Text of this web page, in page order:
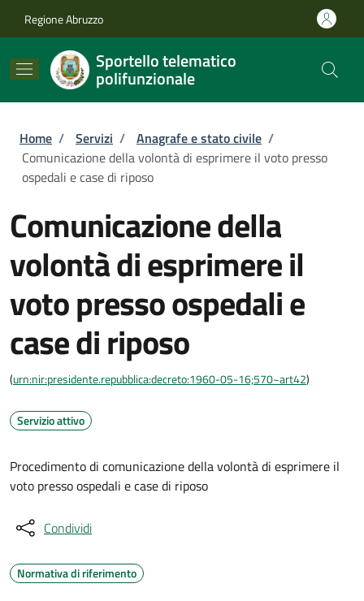
Regione Abruzzo
Sportello telematico
polifunzionale
Briciole di pane
Home / Servizi / Anagrafe e stato civile /
Comunicazione della volontà di esprimere il voto presso
ospedali e case di riposo
Comunicazione della
volontà di esprimere il
voto presso ospedali e
case di riposo
(urn:nir:presidente.repubblica:decreto:1960-05-16;570~art42)
Servizio attivo
Procedimento di comunicazione della volontà di esprimere il
voto presso ospedali e case di riposo
Condividi
Normativa di riferimento